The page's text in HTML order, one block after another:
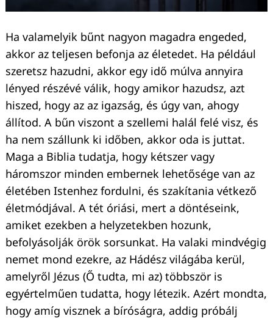
Ha valamelyik bűnt nagyon magadra engeded,
akkor az teljesen befonja az életedet. Ha például
szeretsz hazudni, akkor egy idő múlva annyira
lényed részévé válik, hogy amikor hazudsz, azt
hiszed, hogy az az igazság, és úgy van, ahogy
állítod. A bűn viszont a szellemi halál felé visz, és
ha nem szállunk ki időben, akkor oda is juttat.
Maga a Biblia tudatja, hogy kétszer vagy
háromszor minden embernek lehetősége van az
életében Istenhez fordulni, és szakítania vétkező
életmódjával. A tét óriási, mert a döntéseink,
amiket ezekben a helyzetekben hozunk,
befolyásolják örök sorsunkat. Ha valaki mindvégig
nemet mond ezekre, az Hádész világába kerül,
amelyről Jézus (Ő tudta, mi az) többször is
egyértelműen tudatta, hogy létezik. Azért mondta,
hogy amíg visznek a bíróságra, addig próbálj